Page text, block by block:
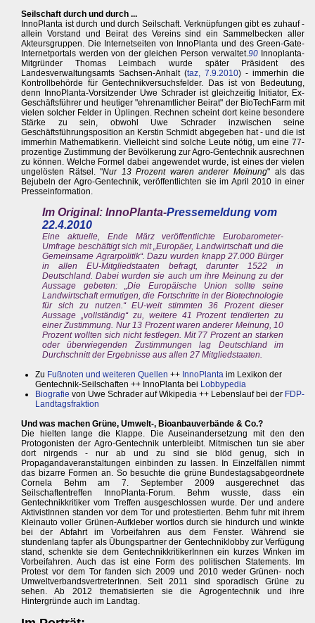
Seilschaft durch und durch ...
InnoPlanta ist durch und durch Seilschaft. Verknüpfungen gibt es zuhauf -
allein Vorstand und Beirat des Vereins sind ein Sammelbecken aller
Akteursgruppen. Die Internetseiten von InnoPlanta und des Green-Gate-
Internetportals werden von der gleichen Person verwaltet.90Innoplanta-
Mitgründer Thomas Leimbach wurde später Präsident des
Landesverwaltungsamts Sachsen-Anhalt (taz, 7.9.2010) - immerhin die
Kontrollbehörde für Gentechnikversuchsfelder. Das ist von Bedeutung,
denn InnoPlanta-Vorsitzender Uwe Schrader ist gleichzeitig Initiator, Ex-
Geschäftsführer und heutiger "ehrenamtlicher Beirat" der BioTechFarm mit
vielen solcher Felder in Üplingen. Rechnen scheint dort keine besondere
Stärke zu sein, obwohl Uwe Schrader inzwischen seine
Geschäftsführungsposition an Kerstin Schmidt abgegeben hat - und die ist
immerhin Mathematikerin. Vielleicht sind solche Leute nötig, um eine 77-
prozentige Zustimmung der Bevölkerung zur Agro-Gentechnik ausrechnen
zu können. Welche Formel dabei angewendet wurde, ist eines der vielen
ungelösten Rätsel. "Nur 13 Prozent waren anderer Meinung" als das
Bejubeln der Agro-Gentechnik, veröffentlichten sie im April 2010 in einer
Presseinformation.
Im Original: InnoPlanta-Pressemeldung vom
22.4.2010
Eine aktuelle, Ende März veröffentlichte Eurobarometer-
Umfrage beschäftigt sich mit „Europäer, Landwirtschaft und die
Gemeinsame Agrarpolitik“. Dazu wurden knapp 27.000 Bürger
in allen EU-Mitgliedstaaten befragt, darunter 1522 in
Deutschland. Dabei wurden sie auch um ihre Meinung zu der
Aussage gebeten: „Die Europäische Union sollte seine
Landwirtschaft ermutigen, die Fortschritte in der Biotechnologie
für sich zu nutzen.“ EU-weit stimmten 36 Prozent dieser
Aussage „vollständig“ zu, weitere 41 Prozent tendierten zu
einer Zustimmung. Nur 13 Prozent waren anderer Meinung, 10
Prozent wollten sich nicht festlegen. Mit 77 Prozent an starken
oder überwiegenden Zustimmungen lag Deutschland im
Durchschnitt der Ergebnisse aus allen 27 Mitgliedstaaten.
Zu Fußnoten und weiteren Quellen ++ InnoPlanta im Lexikon der
Gentechnik-Seilschaften ++ InnoPlanta bei Lobbypedia
Biografie von Uwe Schrader auf Wikipedia ++ Lebenslauf bei der FDP-
Landtagsfraktion
Und was machen Grüne, Umwelt-, Bioanbauverbände & Co.?
Die hielten lange die Klappe. Die Auseinandersetzung mit den den
Protogonisten der Agro-Gentechnik unterbleibt. Mitmischen tun sie aber
dort nirgends - nur ab und zu sind sie blöd genug, sich in
Propagandaveranstaltungen einbinden zu lassen. In Einzelfällen nimmt
das bizarre Formen an. So besuchte die grüne Bundestagsabgeordnete
Cornela Behm am 7. September 2009 ausgerechnet das
Seilschaftentreffen InnoPlanta-Forum. Behm wusste, dass ein
Gentechnikkritiker vom Treffen ausgeschlossen wurde. Der und andere
AktivistInnen standen vor dem Tor und protestierten. Behm fuhr mit ihrem
Kleinauto voller Grünen-Aufkleber wortlos durch sie hindurch und winkte
bei der Abfahrt im Vorbeifahren aus dem Fenster. Während sie
stundenlang tapfer als Übungspartner der Gentechniklobby zur Verfügung
stand, schenkte sie dem GentechnikkritikerInnen ein kurzes Winken im
Vorbeifahren. Auch das ist eine Form des politischen Statements. Im
Protest vor dem Tor fanden sich 2009 und 2010 weder Grünen- noch
UmweltverbandsvertreterInnen. Seit 2011 sind sporadisch Grüne zu
sehen. Ab 2012 thematisierten sie die Agrogentechnik und ihre
Hintergründe auch im Landtag.